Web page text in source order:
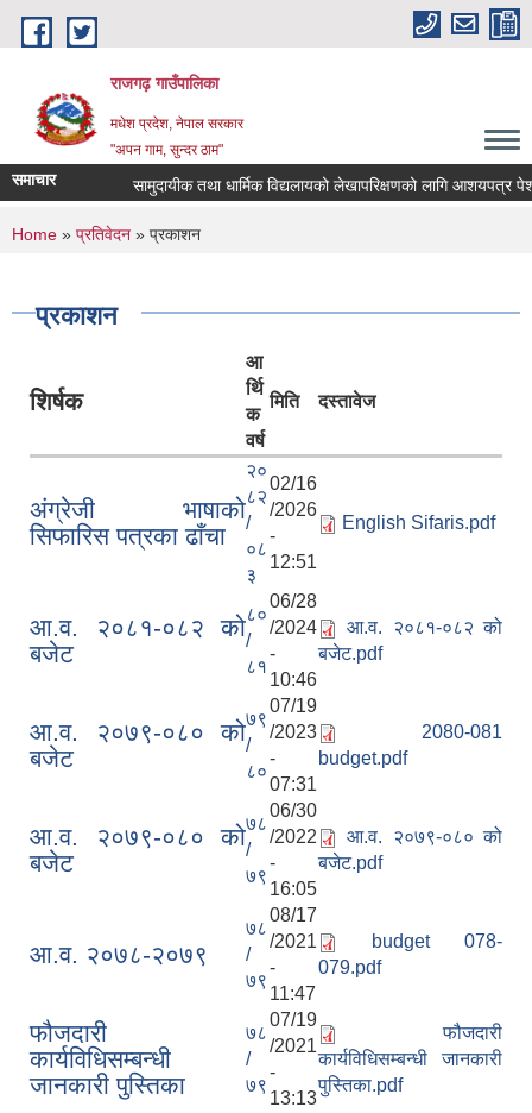
Skip to main content
राजगढ़ गाउँपालिका
मधेश प्रदेश, नेपाल सरकार
"अपन गाम, सुन्दर ठाम"
समाचार सामुदायीक तथा धार्मिक विद्यलायको लेखापरिक्षणको लागि आशयपत्र पेश
You are here
Home » प्रतिवेदन » प्रकाशन
प्रकाशन
शिर्षक
आ
र्थि
क
वर्ष
मिति दस्तावेज
अंग्रेजी भाषाको
सिफारिस पत्रका ढाँचा
२०
८२
/
०८
३
02/16
/2026
-
12:51
English Sifaris.pdf
आ.व. २०८१-०८२ को
बजेट
८०
/
८१
06/28
/2024
-
10:46
आ.व. २०८१-०८२ को
बजेट.pdf
आ.व. २०७९-०८० को
बजेट
७९
/
८०
07/19
/2023
-
07:31
2080-081
budget.pdf
आ.व. २०७९-०८० को
बजेट
७८
/
७९
06/30
/2022
-
16:05
आ.व. २०७९-०८० को
बजेट.pdf
आ.व. २०७८-२०७९
७८
/
७९
08/17
/2021
-
11:47
budget 078-
079.pdf
फौजदारी
कार्यविधिसम्बन्धी
जानकारी पुस्तिका
७८
/
७९
07/19
/2021
-
13:13
फौजदारी
कार्यविधिसम्बन्धी जानकारी
पुस्तिका.pdf